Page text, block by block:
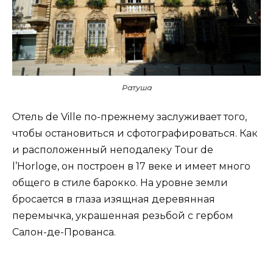
Ратуша
Отель de Ville по-прежнему заслуживает того,
чтобы остановиться и сфотографироваться. Как
и расположенный неподалеку Tour de
l’Horloge, он построен в 17 веке и имеет много
общего в стиле барокко. На уровне земли
бросается в глаза изящная деревянная
перемычка, украшенная резьбой с гербом
Салон-де-Прованса.